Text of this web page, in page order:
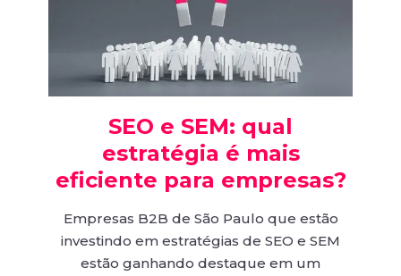
SEO e SEM: qual
estratégia é mais
eficiente para empresas?
Empresas B2B de São Paulo que estão
investindo em estratégias de SEO e SEM
estão ganhando destaque em um